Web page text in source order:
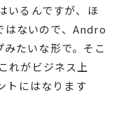
いるんですが、ほ
はないので、Andro
たいな形で。そこ
れがビジネス上
トにはなります